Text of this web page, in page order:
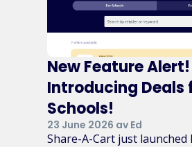
New Feature Alert!
Introducing Deals
Schools!
23 June 2026 av Ed
Share-A-Cart just launched